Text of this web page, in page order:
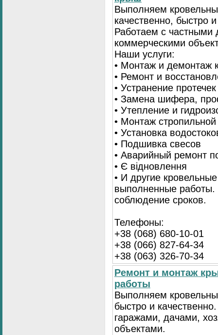
Выполняем
качественно, быстро
Работаем с
коммерческими
Наши услуги:
• Монтаж и демонтаж
• Ремонт и
• Устранение протечек
• Замена шифера,
• Утепление и
• Монтаж
• Установка
• Подшивка свесов
• Аварийный ремонт
• Є відновлення
• И другие
выполненные работы.
соблюдение сроков.
Телефоны:
+38 (068) 680-10-01
+38 (066) 827-64-34
+38 (063) 326-70-34
Ремонт и монтаж
работы
Выполняем
быстро и
гаражами, дачами,
объектами.